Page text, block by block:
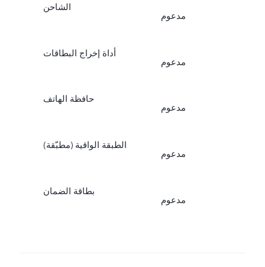
الشاحن
مدعوم
أداة إخراج البطاقات
مدعوم
حافظة الهاتف
مدعوم
الطبقة الواقية (مطبّقة)
مدعوم
بطاقة الضمان
مدعوم